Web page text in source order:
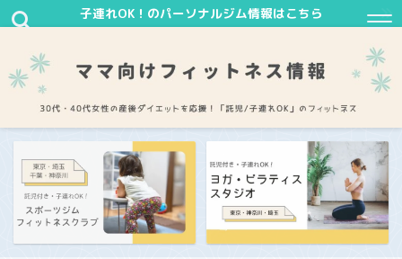
子連れOK！のパーソナルジム情報はこちら